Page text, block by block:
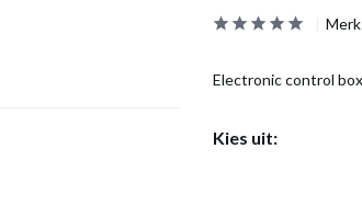
Electronic control
Kies uit: